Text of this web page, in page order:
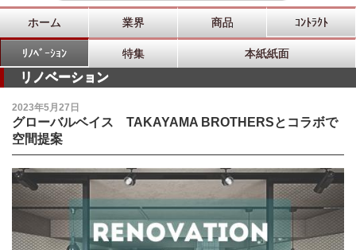
ホーム 業界 商品 ｺﾝﾄﾗｸﾄ
ﾘﾉﾍﾞｰｼｮﾝ 特集 本紙紙面
リノベーション
2023年5月27日
グローバルベイス TAKAYAMA BROTHERSとコラボで
空間提案